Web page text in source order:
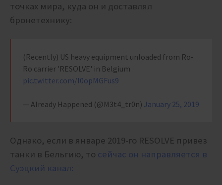
точках мира, куда он и доставлял
бронетехнику:
(Recently) US heavy equipment unloaded from Ro-
Ro carrier 'RESOLVE' in Belgium
pic.twitter.com/l0opMGFus9
— Already Happened (@M3t4_tr0n) January 25, 2019
Однако, если в январе 2019-го RESOLVE привез
танки в Бельгию, то сейчас он направляется в
Суэцкий канал: